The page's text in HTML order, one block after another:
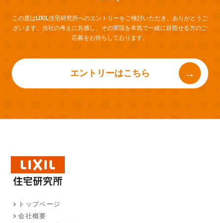
この度はLIXIL住宅研究所へのエントリーをご検討いただき、 ありがとうご
ざいます。当社の考えに共感し、 その実現を本気で一緒に目指せる方のご
応募をお待ちしております。
エントリーはこちら
トップページ
会社概要